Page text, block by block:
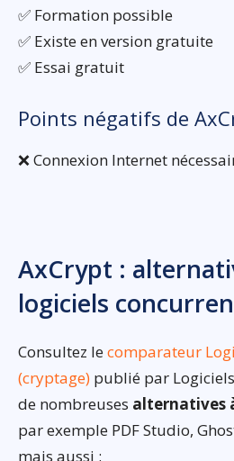
✅ Formation possible
✅ Existe en version gratuite
✅ Essai gratuit
Points négatifs de
❌ Connexion Internet
AxCrypt :
logiciels
Consultez lecomparateur
(cryptage) publié par
de nombreuses alternatives
par exemple PDF Studio,
mais aussi :